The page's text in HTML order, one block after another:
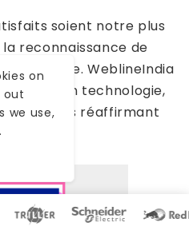
soient notre plus
reconnaissance de
WeblineIndia
leader en technologie,
réaffirmant
on
out
we use,
.